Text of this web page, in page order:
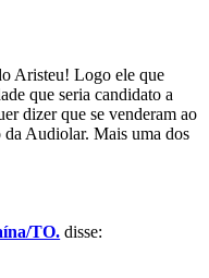
Aristeu! Logo ele que
que seria candidato a
dizer que se venderam ao
Audiolar. Mais uma dos
TO. disse: